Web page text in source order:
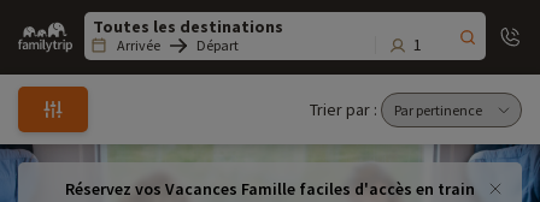
Family
trip
Arrivée Départ 1
Trier par :
Réservez vos Vacances Famille faciles d'accès en train